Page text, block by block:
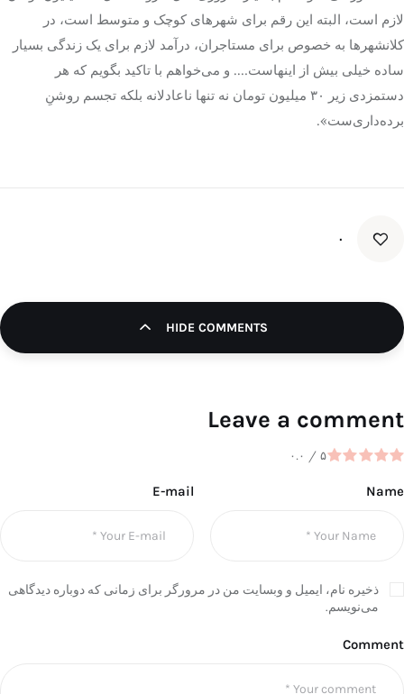
لازم است، البته این رقم برای شهرهای کوچک و متوسط است، در
کلانشهرها به خصوص برای مستاجران، درآمد لازم برای یک زندگی بسیار
ساده خیلی بیش از اینهاست…. و می‌خواهم با تاکید بگویم که هر
دستمزدی زیر ۳۰ میلیون تومان نه تنها ناعادلانه بلکه تجسم روشنِ
برده‌داری‌ست».
۰
HIDE COMMENTS
Leave a comment
۰.۰ / ۵
Name
E-mail
ذخیره نام، ایمیل و وبسایت من در مرورگر برای زمانی که دوباره دیدگاهی
می‌نویسم.
Comment